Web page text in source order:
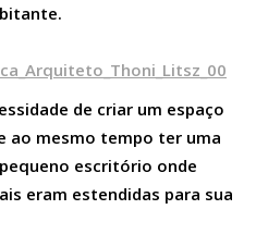
de criar um espaço
ao mesmo tempo ter uma
escritório onde
eram estendidas para sua